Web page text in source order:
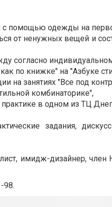
с помощью одежды на
от ненужных вещей и
согласно
по книжке" на "Азбуке
на занятиях "Все под
комбинаторике",
в одном из ТЦ
задания,
имидж-дизайнер, член
98.